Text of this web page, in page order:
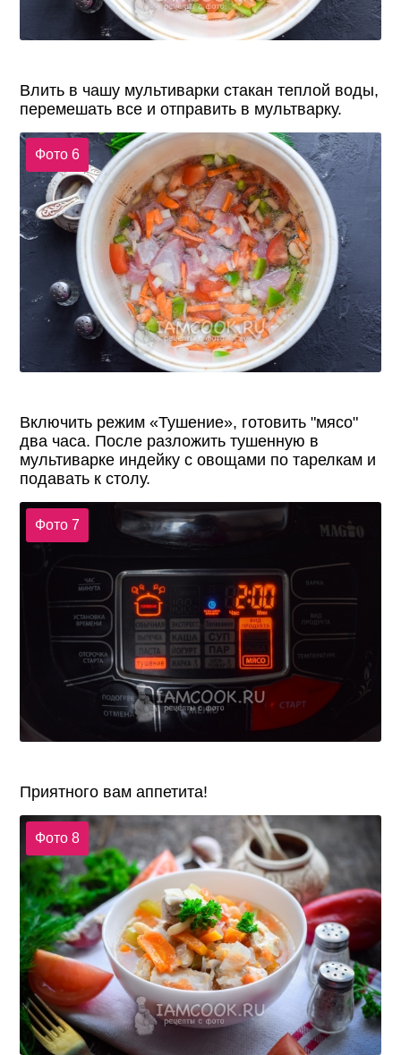
Влить в чашу мультиварки стакан теплой воды,
перемешать все и отправить в мультварку.
Фото 6
Включить режим «Тушение», готовить "мясо"
два часа. После разложить тушенную в
мультиварке индейку с овощами по тарелкам и
подавать к столу.
Фото 7
Приятного вам аппетита!
Фото 8